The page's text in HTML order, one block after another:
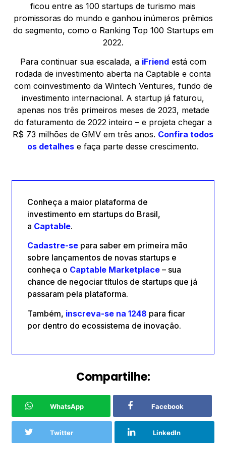
ficou entre as 100 startups de turismo mais
promissoras do mundo e ganhou inúmeros prêmios
do segmento, como o Ranking Top 100 Startups em
2022.
Para continuar sua escalada, a iFriendestá com
rodada de investimento aberta na Captable e conta
com coinvestimento da Wintech Ventures, fundo de
investimento internacional. A startup já faturou,
apenas nos três primeiros meses de 2023, metade
do faturamento de 2022 inteiro – e projeta chegar a
R$ 73 milhões de GMV em três anos. Confira todos
os detalhes e faça parte desse crescimento.
Conheça a maior plataforma de
investimento em startups do Brasil,
a Captable.
Cadastre-se para saber em primeira mão
sobre lançamentos de novas startups e
conheça o Captable Marketplace – sua
chance de negociar títulos de startups que já
passaram pela plataforma.
Também, inscreva-se na 1248 para ficar
por dentro do ecossistema de inovação.
Compartilhe:
WhatsApp Facebook
Twitter LinkedIn